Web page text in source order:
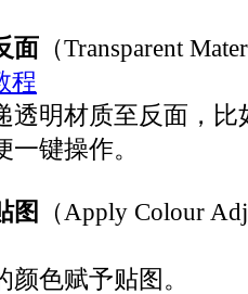
面 （Transparent
程
透明材质至反面，比
键操作。
图
（Apply Colour
色赋予贴图。